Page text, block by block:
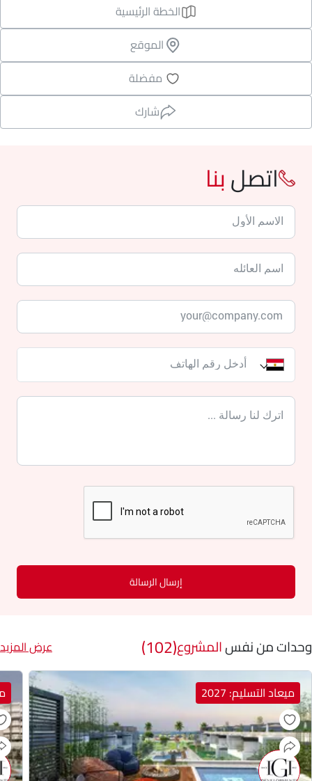
الخطة الرئيسية
الموقع
مفضلة
شارك
اتصلبنا
إرسال الرسالة
وحدات من نفسالمشروع(102) عرض المزيد
ميعاد التسليم: 2027